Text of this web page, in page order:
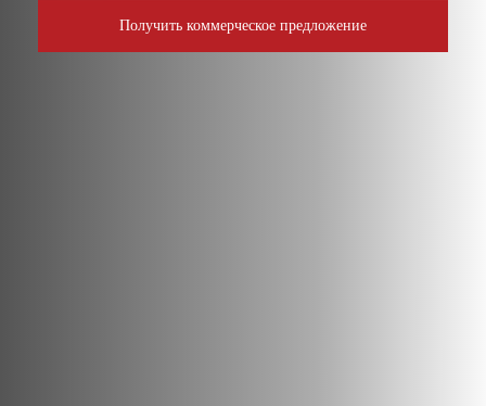
Получить коммерческое предложение